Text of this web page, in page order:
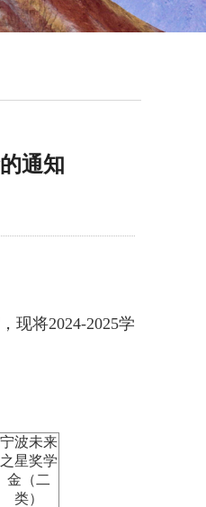
赠 党建下
通知
现将2024-2025学
宁波未来
之星奖学
金（二
类）